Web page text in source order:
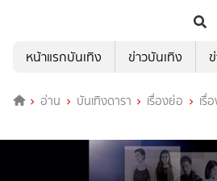
หน้าแรกบันเทิง
ข่าวบันเทิง
อ่าน บันเทิงดารา เรื่องย่อ เรื่